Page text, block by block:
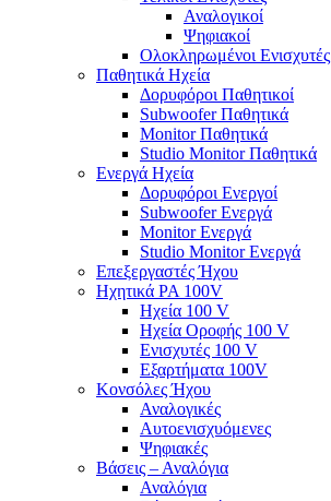
Αναλογικοί
Ψηφιακοί
Ολοκληρωμένοι Ενισχυτές
Παθητικά Ηχεία
Δορυφόροι Παθητικοί
Subwoofer Παθητικά
Monitor Παθητικά
Studio Monitor Παθητικά
Ενεργά Ηχεία
Δορυφόροι Ενεργοί
Subwoofer Ενεργά
Monitor Ενεργά
Studio Monitor Ενεργά
Επεξεργαστές Ήχου
Ηχητικά PA 100V
Ηχεία 100 V
Ηχεία Οροφής 100 V
Ενισχυτές 100 V
Εξαρτήματα 100V
Κονσόλες Ήχου
Αναλογικές
Αυτοενισχυόμενες
Ψηφιακές
Βάσεις – Αναλόγια
Αναλόγια